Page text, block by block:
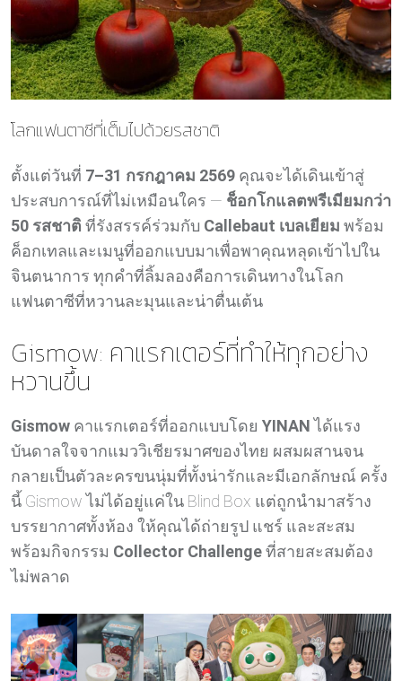
โลกแฟนตาซีที่เต็มไปด้วยรสชาติ
ตั้งแต่วันที่ 7–31 กรกฎาคม 2569 คุณจะได้เดินเข้าสู่
ประสบการณ์ที่ไม่เหมือนใคร — ช็อกโกแลตพรีเมียมกว่า
50 รสชาติ ที่รังสรรค์ร่วมกับ Callebaut เบลเยียม พร้อม
ค็อกเทลและเมนูที่ออกแบบมาเพื่อพาคุณหลุดเข้าไปใน
จินตนาการ ทุกคำที่ลิ้มลองคือการเดินทางในโลก
แฟนตาซีที่หวานละมุนและน่าตื่นเต้น
Gismow: คาแรกเตอร์ที่ทำให้ทุกอย่าง
หวานขึ้น
Gismow คาแรกเตอร์ที่ออกแบบโดย YINANได้แรง
บันดาลใจจากแมววิเชียรมาศของไทย ผสมผสานจน
กลายเป็นตัวละครขนนุ่มที่ทั้งน่ารักและมีเอกลักษณ์ ครั้ง
นี้ Gismow ไม่ได้อยู่แค่ใน Blind Box แต่ถูกนำมาสร้าง
บรรยากาศทั้งห้อง ให้คุณได้ถ่ายรูป แชร์ และสะสม
พร้อมกิจกรรม Collector Challengeที่สายสะสมต้อง
ไม่พลาด